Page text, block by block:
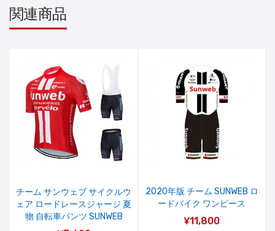
関連商品
チーム サンウェブ サイクルウ
ェア ロードレースジャージ 夏
物 自転車パンツ SUNWEB
2020年版 チーム SUNWEB ロ
ードバイク ワンピース
¥11,800